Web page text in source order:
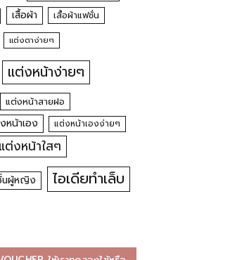
เสื้อผ้า เสื้อผ้าแฟชั่น
แต่งตาง่ายๆ
แต่งหน้าง่ายๆ
แต่งหน้าสายฝอ
หน้าเอง
แต่งหน้าเองง่ายๆ
แต่งหน้าใสๆ
นผู้หญิง ไอเดียทำเล็บ